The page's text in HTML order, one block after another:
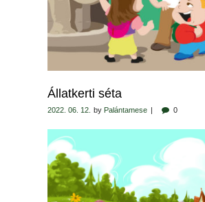
Állatkerti séta
2022. 06. 12. by Palántamese 0